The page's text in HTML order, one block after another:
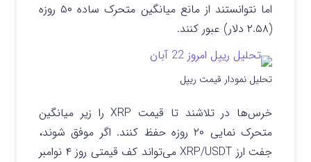
اما نتوانستند از مانع میانگین متحرک ساده ۵۰ روزه
(۲.۵۸ دلار) عبور کنند.
تحلیل نمودار قیمت ریپل
خرس‌ها در تلاشند تا قیمت XRP را زیر میانگین
متحرک نمایی ۲۰ روزه حفظ کنند. اگر موفق شوند،
جفت ارز XRP/USDT می‌تواند کف قیمتی روز ۴ نوامبر